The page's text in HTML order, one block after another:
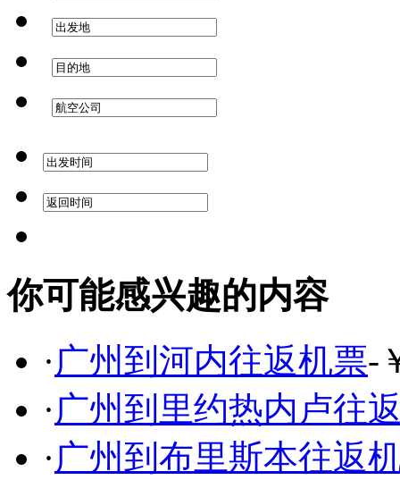
你可能感兴趣的内容
·广州到河内往返机票-
·广州到里约热内卢往
·广州到布里斯本往返